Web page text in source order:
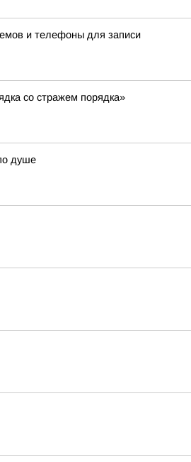
и телефоны для записи
со стражем порядка»
душе